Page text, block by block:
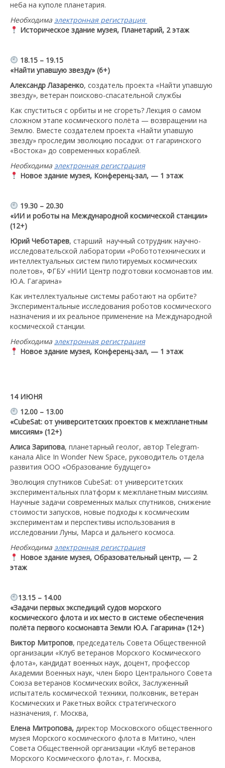
неба на куполе планетария.
Необходима электронная регистрация
Историческое здание музея, Планетарий, 2 этаж
18.15 – 19.15
«Найти упавшую звезду» (6+)
Александр Лазаренко, создатель проекта «Найти упавшую
звезду», ветеран поисково-спасательной службы
Как спуститься с орбиты и не сгореть? Лекция о самом
сложном этапе космического полёта — возвращении на
Землю. Вместе создателем проекта «Найти упавшую
звезду» проследим эволюцию посадки: от гагаринского
«Востока» до современных кораблей.
Необходима электронная регистрация
Новое здание музея, Конференц-зал, — 1 этаж
19.30 – 20.30
«ИИ и роботы на Международной космической станции»
(12+)
Юрий Чеботарев, старший научный сотрудник научно-
исследовательской лаборатории «Робототехнических и
интеллектуальных систем пилотируемых космических
полетов», ФГБУ «НИИ Центр подготовки космонавтов им.
Ю.А. Гагарина»
Как интеллектуальные системы работают на орбите?
Экспериментальные исследования роботов космического
назначения и их реальное применение на Международной
космической станции.
Необходима электронная регистрация
Новое здание музея, Конференц-зал, — 1 этаж
14 ИЮНЯ
12.00 – 13.00
«CubeSat: от университетских проектов к межпланетным
миссиям» (12+)
Алиса Зарипова, планетарный геолог, автор Telegram-
канала Alice In Wonder New Space, руководитель отдела
развития ООО «Образование будущего»
Эволюция спутников CubeSat: от университетских
экспериментальных платформ к межпланетным миссиям.
Научные задачи современных малых спутников, снижение
стоимости запусков, новые подходы к космическим
экспериментам и перспективы использования в
исследовании Луны, Марса и дальнего космоса.
Необходима электронная регистрация
Новое здание музея, Образовательный центр, — 2
этаж
13.15 – 14.00
«Задачи первых экспедиций судов морского
космического флота и их место в системе обеспечения
полёта первого космонавта Земли Ю.А. Гагарина» (12+)
Виктор Митропов, председатель Совета Общественной
организации «Клуб ветеранов Морского Космического
флота», кандидат военных наук, доцент, профессор
Академии Военных наук, член Бюро Центрального Совета
Союза ветеранов Космических войск, Заслуженный
испытатель космической техники, полковник, ветеран
Космических и Ракетных войск стратегического
назначения, г. Москва,
Елена Митропова, директор Московского общественного
музея Морского космического флота в Митино, член
Совета Общественной организации «Клуб ветеранов
Морского Космического флота», г. Москва,